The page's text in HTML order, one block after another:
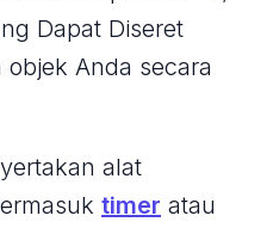
Dapat Diseret
Anda secara
alat
timer atau